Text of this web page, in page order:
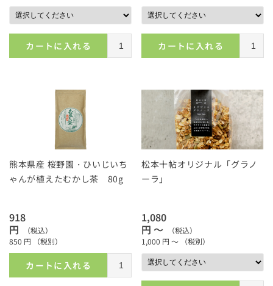
カートに入れる カートに入れる
熊本県産 桜野園・ひいじいち
ゃんが植えたむかし茶 80g
918
円
（税込）
850 円 （税別）
カートに入れる
松本十帖オリジナル「グラノ
ーラ」
1,080
円 ～
（税込）
1,000 円 ～ （税別）